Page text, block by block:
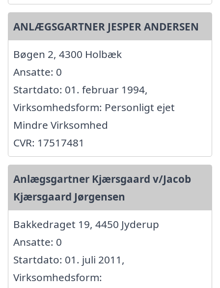
ANLÆGSGARTNER JESPER ANDERSEN
Bøgen 2, 4300 Holbæk
Ansatte: 0
Startdato: 01. februar 1994,
Virksomhedsform: Personligt ejet
Mindre Virksomhed
CVR: 17517481
Anlægsgartner Kjærsgaard v/Jacob
Kjærsgaard Jørgensen
Bakkedraget 19, 4450 Jyderup
Ansatte: 0
Startdato: 01. juli 2011,
Virksomhedsform: